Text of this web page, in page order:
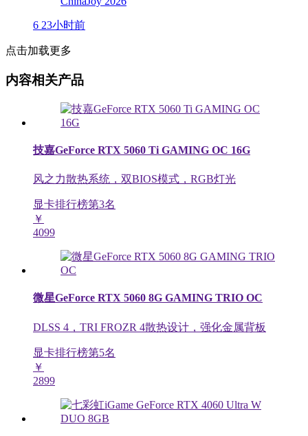
6 23小时前
点击加载更多
内容相关产品
技嘉GeForce RTX 5060 Ti GAMING OC 16G
风之力散热系统，双BIOS模式，RGB灯光
显卡排行榜第3名
￥
4099
微星GeForce RTX 5060 8G GAMING TRIO OC
DLSS 4，TRI FROZR 4散热设计，强化金属背板
显卡排行榜第5名
￥
2899